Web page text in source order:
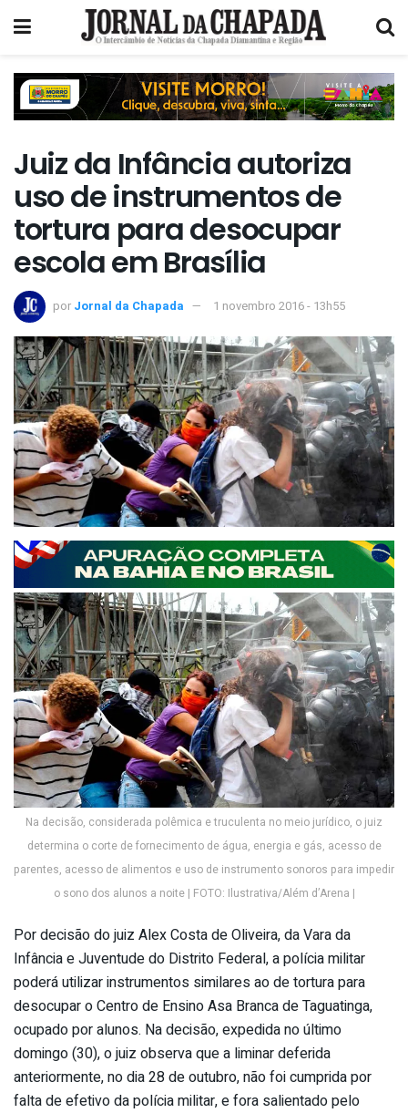
Juiz da Infância autoriza
uso de instrumentos de
tortura para desocupar
escola em Brasília
por Jornal da Chapada 1 novembro 2016 - 13h55
Na decisão, considerada polêmica e truculenta no meio jurídico, o juiz
determina o corte de fornecimento de água, energia e gás, acesso de
parentes, acesso de alimentos e uso de instrumento sonoros para impedir
o sono dos alunos a noite | FOTO: Ilustrativa/Além d’Arena |
Por decisão do juiz Alex Costa de Oliveira, da Vara da
Infância e Juventude do Distrito Federal, a polícia militar
poderá utilizar instrumentos similares ao de tortura para
desocupar o Centro de Ensino Asa Branca de Taguatinga,
ocupado por alunos. Na decisão, expedida no último
domingo (30), o juiz observa que a liminar deferida
anteriormente, no dia 28 de outubro, não foi cumprida por
falta de efetivo da polícia militar, e fora salientado pelo